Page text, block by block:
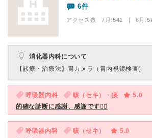
6件
アクセス数 7月:541 | 6月:
消化器内科について
【診療・治療法】 胃カメラ（胃内視鏡検査）
呼吸器内科 咳（セキ）・痰
5.0
的確な診断に感謝、感謝です🙂‍↕️
呼吸器内科 咳（セキ）
5.0